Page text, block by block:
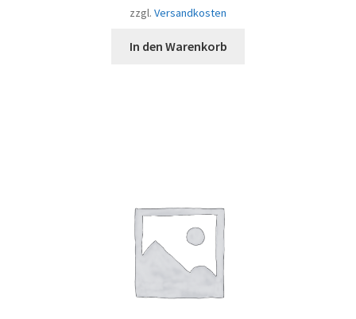
zzgl. Versandkosten
In den Warenkorb